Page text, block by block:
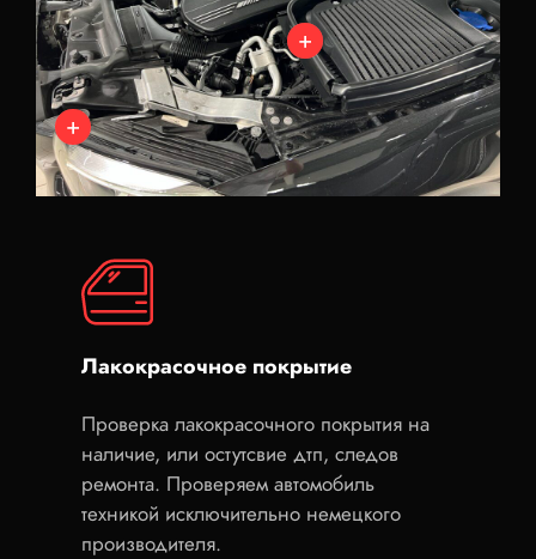
Лакокрасочное покрытие
Проверка лакокрасочного покрытия на
наличие, или остутсвие дтп, следов
ремонта. Проверяем автомобиль
техникой исключительно немецкого
производителя.